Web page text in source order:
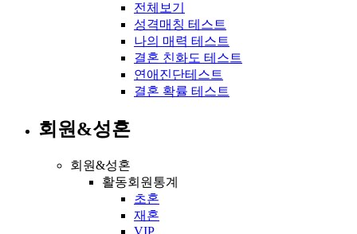
전체보기
성격매칭 테스트
나의 매력 테스트
결혼 친화도 테스트
연애진단테스트
결혼 확률 테스트
회원&성혼
회원&성혼
활동회원통계
초혼
재혼